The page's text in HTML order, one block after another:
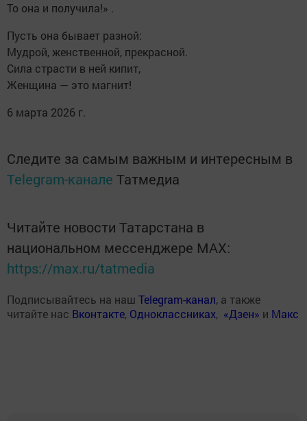
То она и получила!» .
Пусть она бывает разной:
Мудрой, женственной, прекрасной.
Сила страсти в ней кипит,
Женщина — это магнит!
6 марта 2026 г.
Следите за самым важным и интересным в
Telegram-канале Татмедиа
Читайте новости Татарстана в
национальном мессенджере MАХ:
https://max.ru/tatmedia
Подписывайтесь на наш Telegram-канал, а также
читайте нас Вконтакте, Одноклассниках, «Дзен» и Макс